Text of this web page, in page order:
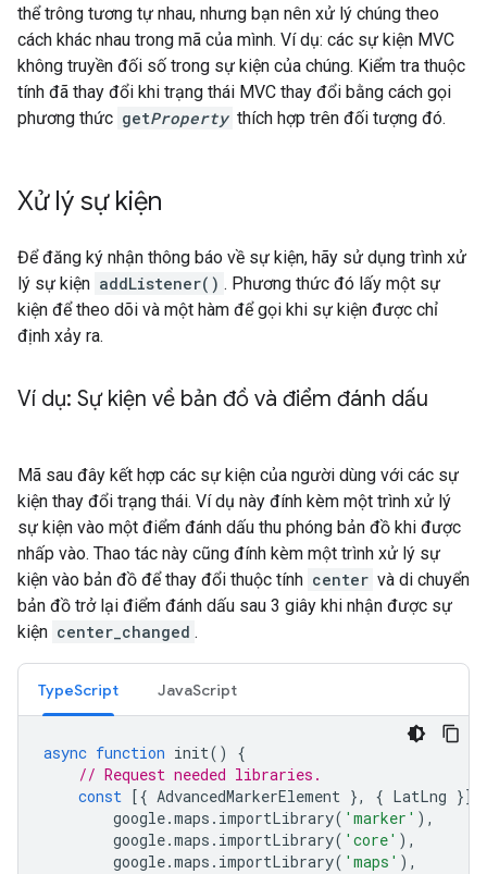
thể trông tương tự nhau, nhưng bạn nên xử lý chúng theo
cách khác nhau trong mã của mình. Ví dụ: các sự kiện MVC
không truyền đối số trong sự kiện của chúng. Kiểm tra thuộc
tính đã thay đổi khi trạng thái MVC thay đổi bằng cách gọi
phương thức getProperty thích hợp trên đối tượng đó.
Xử lý sự kiện
Để đăng ký nhận thông báo về sự kiện, hãy sử dụng trình xử
lý sự kiện addListener() . Phương thức đó lấy một sự
kiện để theo dõi và một hàm để gọi khi sự kiện được chỉ
định xảy ra.
Ví dụ: Sự kiện về bản đồ và điểm đánh dấu
Mã sau đây kết hợp các sự kiện của người dùng với các sự
kiện thay đổi trạng thái. Ví dụ này đính kèm một trình xử lý
sự kiện vào một điểm đánh dấu thu phóng bản đồ khi được
nhấp vào. Thao tác này cũng đính kèm một trình xử lý sự
kiện vào bản đồ để thay đổi thuộc tính center và di chuyển
bản đồ trở lại điểm đánh dấu sau 3 giây khi nhận được sự
kiện center_changed .
TypeScript JavaScript
async function init()
{
// Request needed libraries.
const
[{ AdvancedMarkerElement }, { LatLng }]
google.maps . importLibrary( 'marker' ),
google.maps . importLibrary( 'core' ),
google.maps . importLibrary( 'maps' ),